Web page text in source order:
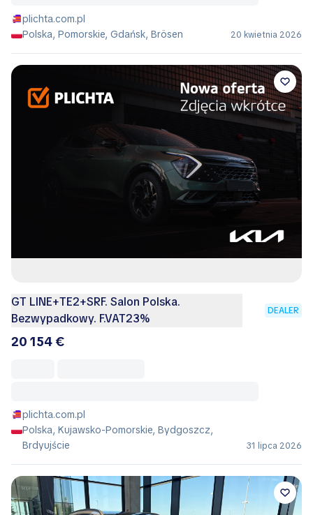
plichta.com.pl
Polska, Pomorskie, Gdańsk, Brösen
20 kwietnia 2026
GT LINE+TE2+SRF. Salon Polska.
Bezwypadkowy. F.VAT23%
DEALER
20 154 €
plichta.com.pl
Polska, Kujawsko-Pomorskie, Bydgoszcz,
Brdyujście
31 lipca 2026